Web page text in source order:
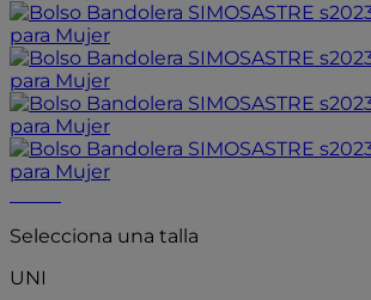
Selecciona una talla
UNI